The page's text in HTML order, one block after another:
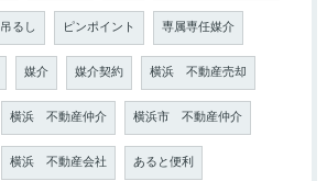
吊るし ピンポイント 専属専任媒介
媒介 媒介契約 横浜 不動産売却
横浜 不動産仲介 横浜市 不動産仲介
横浜 不動産会社 あると便利